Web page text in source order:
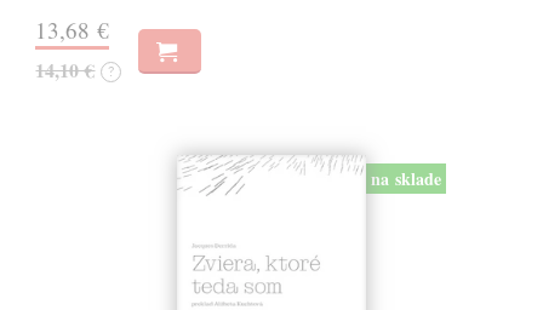
13,68 €
14,10 € ?
na sklade